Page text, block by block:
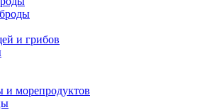
и грибов
и морепродуктов